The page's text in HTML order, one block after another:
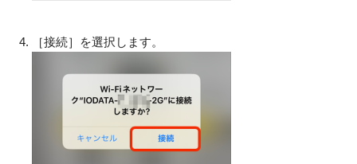
［接続］を選択します。